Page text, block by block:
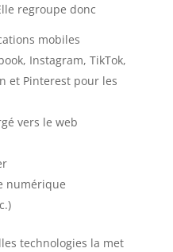
regroupe donc
mobiles
Instagram, TikTok,
et Pinterest pour les
vers le web
numérique
technologies la met